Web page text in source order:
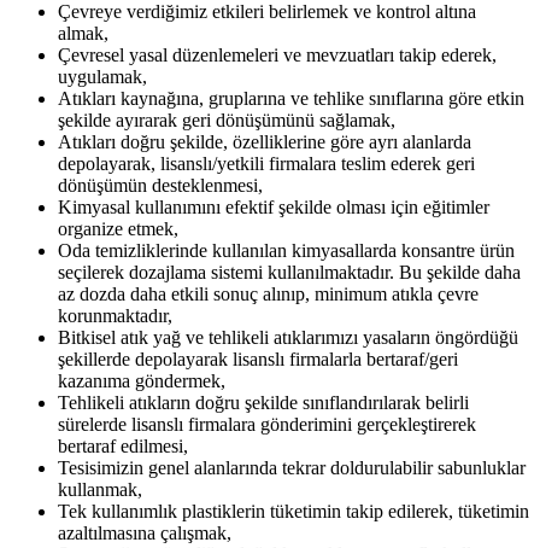
Çevreye verdiğimiz etkileri belirlemek ve kontrol altına
almak,
Çevresel yasal düzenlemeleri ve mevzuatları takip ederek,
uygulamak,
Atıkları kaynağına, gruplarına ve tehlike sınıflarına göre etkin
şekilde ayırarak geri dönüşümünü sağlamak,
Atıkları doğru şekilde, özelliklerine göre ayrı alanlarda
depolayarak, lisanslı/yetkili firmalara teslim ederek geri
dönüşümün desteklenmesi,
Kimyasal kullanımını efektif şekilde olması için eğitimler
organize etmek,
Oda temizliklerinde kullanılan kimyasallarda konsantre ürün
seçilerek dozajlama sistemi kullanılmaktadır. Bu şekilde daha
az dozda daha etkili sonuç alınıp, minimum atıkla çevre
korunmaktadır,
Bitkisel atık yağ ve tehlikeli atıklarımızı yasaların öngördüğü
şekillerde depolayarak lisanslı firmalarla bertaraf/geri
kazanıma göndermek,
Tehlikeli atıkların doğru şekilde sınıflandırılarak belirli
sürelerde lisanslı firmalara gönderimini gerçekleştirerek
bertaraf edilmesi,
Tesisimizin genel alanlarında tekrar doldurulabilir sabunluklar
kullanmak,
Tek kullanımlık plastiklerin tüketimin takip edilerek, tüketimin
azaltılmasına çalışmak,